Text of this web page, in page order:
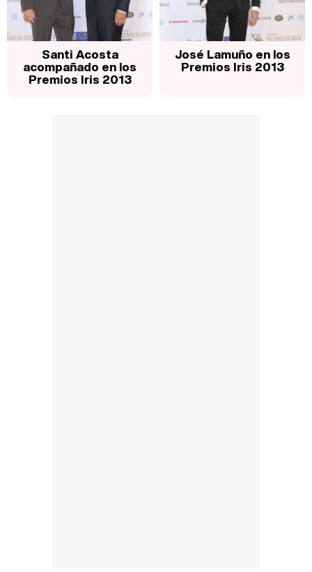
Santi Acosta
acompañado en los
Premios Iris 2013
José Lamuño en los
Premios Iris 2013